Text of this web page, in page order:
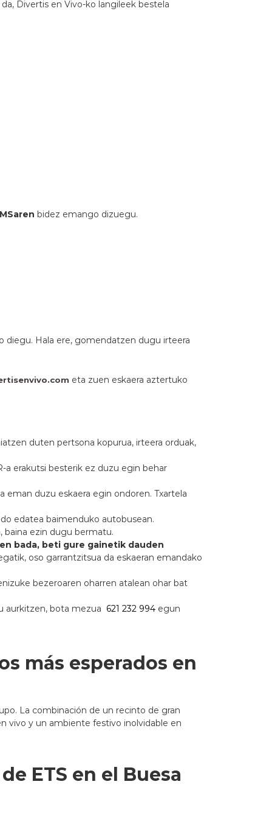
Divertis en Vivo-ko langileek bestela
bidez emango dizuegu.
diegu. Hala ere, gomendatzen dugu irteera
eta zuen eskaera aztertuko
duten pertsona kopurua, irteera orduak,
a erakutsi besterik ez duzu egin behar
eman duzu eskaera egin ondoren. Txartela
edatea baimenduko autobusean.
baina ezin dugu bermatu.
bada, beti gure gainetik dauden
oso garrantzitsua da eskaeran emandako
bezeroaren oharren atalean ohar bat
aurkitzen, bota mezua 621 232 994 egun
más esperados en
La combinación de un recinto de gran
vivo y un ambiente festivo inolvidable en
ETS en el Buesa